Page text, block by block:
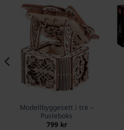
Modellbyggesett i tre –
Pusleboks
799 kr